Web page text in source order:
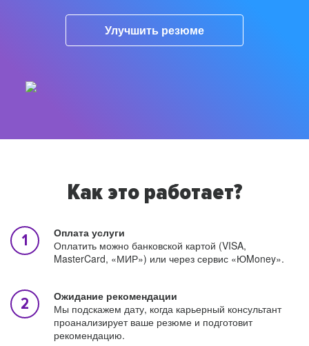
Улучшить резюме
Как это работает?
Оплата услуги
Оплатить можно банковской картой (VISA,
MasterCard, «МИР») или через сервис «ЮMoney».
Ожидание рекомендации
Мы подскажем дату, когда карьерный консультант
проанализирует ваше резюме и подготовит
рекомендацию.